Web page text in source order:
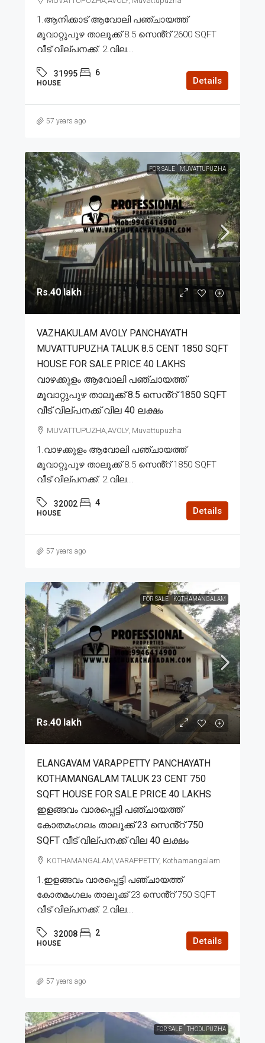
1.ആനിക്കാട് ആവോലി പഞ്ചായത്ത്
മൂവാറ്റുപുഴ താലൂക്ക് 8.5 സെൻ്റ് 2600 SQFT
വീട് വില്പനക്ക്. 2.വില...
31995 6
HOUSE Details
57 years ago
FOR SALE MUVATTUPUZHA
Rs.40 lakh
VAZHAKULAM AVOLY PANCHAYATH
MUVATTUPUZHA TALUK 8.5 CENT 1850 SQFT
HOUSE FOR SALE PRICE 40 LAKHS
വാഴക്കുളം ആവോലി പഞ്ചായത്ത്
മൂവാറ്റുപുഴ താലൂക്ക് 8.5 സെൻ്റ് 1850 SQFT
വീട് വില്പനക്ക് വില 40 ലക്ഷം
MUVATTUPUZHA,AVOLY, Muvattupuzha
1.വാഴക്കുളം ആവോലി പഞ്ചായത്ത്
മൂവാറ്റുപുഴ താലൂക്ക് 8.5 സെൻ്റ് 1850 SQFT
വീട് വില്പനക്ക്. 2.വില...
32002 4
HOUSE Details
57 years ago
FOR SALE KOTHAMANGALAM
Rs.40 lakh
ELANGAVAM VARAPPETTY PANCHAYATH
KOTHAMANGALAM TALUK 23 CENT 750
SQFT HOUSE FOR SALE PRICE 40 LAKHS
ഇളങ്ങവം വാരപ്പെട്ടി പഞ്ചായത്ത്
കോതമംഗലം താലൂക്ക് 23 സെൻ്റ് 750
SQFT വീട് വില്പനക്ക് വില 40 ലക്ഷം
KOTHAMANGALAM,VARAPPETTY, Kothamangalam
1.ഇളങ്ങവം വാരപ്പെട്ടി പഞ്ചായത്ത്
കോതമംഗലം താലൂക്ക് 23 സെൻ്റ് 750 SQFT
വീട് വില്പനക്ക്. 2.വില...
32008 2
HOUSE Details
57 years ago
FOR SALE THODUPUZHA